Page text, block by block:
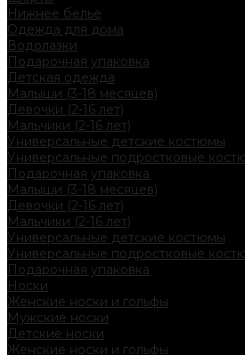
Нижнее белье
Одежда для дома
Водолазки
Подарочная упаковка
Детская одежда
Малыши (3-18 месяцев)
Девочки (2-16 лет)
Мальчики (2-16 лет)
Универсальные детские костюмы
Универсальные подростковые
Подарочная упаковка
Малыши (3-18 месяцев)
Девочки (2-16 лет)
Мальчики (2-16 лет)
Универсальные детские костюмы
Универсальные подростковые
Подарочная упаковка
Носки
Женские носки и гольфы
Мужские носки
Детские носки
Женские носки и гольфы